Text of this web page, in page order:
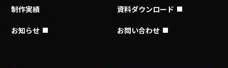
制作実績
お知らせ
資料ダウンロード
お問い合わせ